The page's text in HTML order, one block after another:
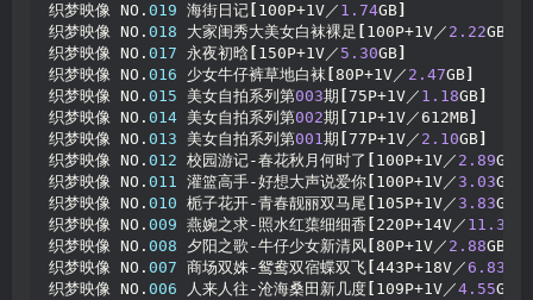
织梦映像 NO. 019 海街日记 100P+1V／ 1.74GB
织梦映像 NO. 018 大家闺秀大美女白袜裸足 100P+1V／ 2.22GB
织梦映像 NO. 017 永夜初晗 150P+1V／ 5.30GB
织梦映像 NO. 016 少女牛仔裤草地白袜 80P+1V／ 2.47GB
织梦映像 NO. 015 美女自拍系列第003期 75P+1V／ 1.18GB
织梦映像 NO. 014 美女自拍系列第002期 71P+1V／612MB
织梦映像 NO. 013 美女自拍系列第001期 77P+1V／ 2.10GB
织梦映像 NO. 012 校园游记-春花秋月何时了 100P+1V／ 2.89GB
织梦映像 NO. 011 灌篮高手-好想大声说爱你 100P+1V／3.03GB
织梦映像 NO. 010 栀子花开-青春靓丽双马尾 105P+1V／3.83GB
织梦映像 NO. 009 燕婉之求-照水红蕖细细香 220P+14V／ 11.3
织梦映像 NO. 008 夕阳之歌-牛仔少女新清风 80P+1V／ 2.88GB
织梦映像 NO. 007 商场双姝-鸳鸯双宿蝶双飞 443P+18V／6.83
织梦映像 NO. 006 人来人往-沧海桑田新几度 109P+1V／4.55GB